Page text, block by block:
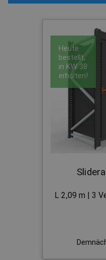
Heute
bestellt,
in KW 38
erhalten!
L 2,09 m | 3